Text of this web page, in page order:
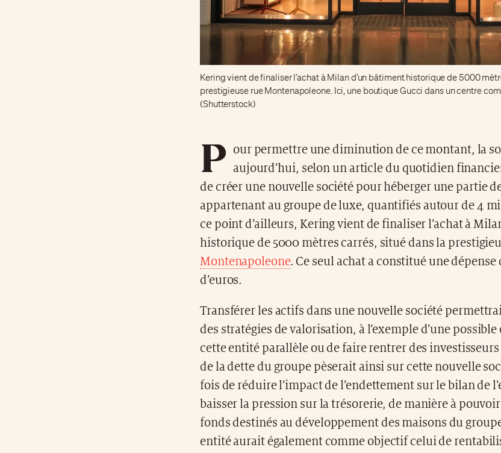
Kering vient de finaliser l’achat à Milan d’un bâtiment historique de 5000
prestigieuse rue Montenapoleone. Ici, une boutique Gucci dans un centre
(Shutterstock)
P
our permettre une diminution de ce montant, la
aujourd’hui, selon un article du quotidien
de créer une nouvelle société pour héberger une partie
appartenant au groupe de luxe, quantifiés autour de 4
ce point d’ailleurs, Kering vient de finaliser l’achat à
historique de 5000 mètres carrés, situé dans la
Montenapoleone. Ce seul achat a constitué une dépense
d’euros.
Transférer les actifs dans une nouvelle société
des stratégies de valorisation, à l’exemple d’une
cette entité parallèle ou de faire rentrer des
de la dette du groupe pèserait ainsi sur cette nouvelle
fois de réduire l’impact de l’endettement sur le bilan de
baisser la pression sur la trésorerie, de manière à
fonds destinés au développement des maisons du
entité aurait également comme objectif celui de